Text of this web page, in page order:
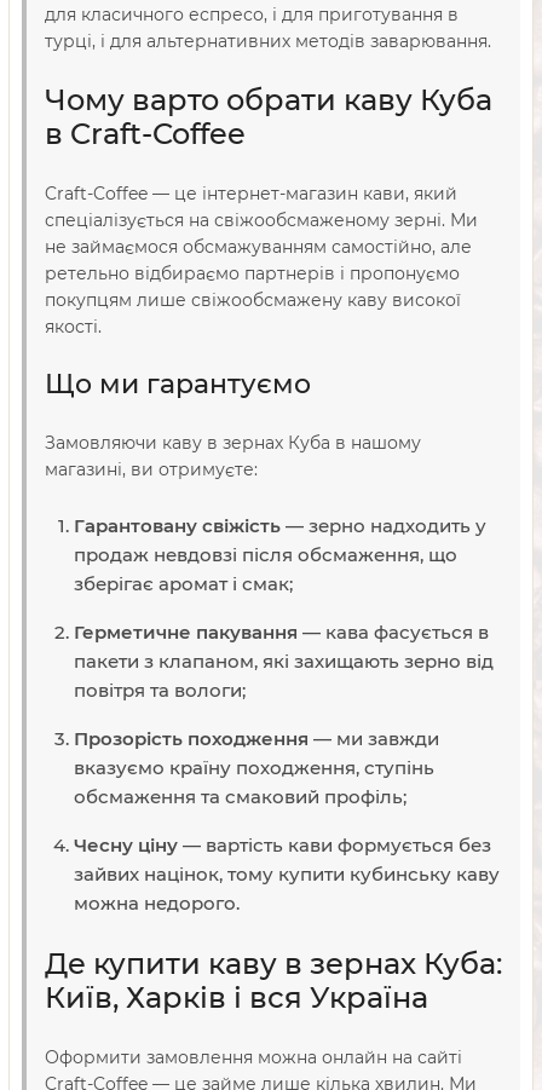
для класичного еспресо, і для приготування в
турці, і для альтернативних методів заварювання.
Чому варто обрати каву Куба
в Craft-Coffee
Craft-Coffee — це інтернет-магазин кави, який
спеціалізується на свіжообсмаженому зерні. Ми
не займаємося обсмажуванням самостійно, але
ретельно відбираємо партнерів і пропонуємо
покупцям лише свіжообсмажену каву високої
якості.
Що ми гарантуємо
Замовляючи каву в зернах Куба в нашому
магазині, ви отримуєте:
Гарантовану свіжість — зерно надходить у
продаж невдовзі після обсмаження, що
зберігає аромат і смак;
Герметичне пакування — кава фасується в
пакети з клапаном, які захищають зерно від
повітря та вологи;
Прозорість походження — ми завжди
вказуємо країну походження, ступінь
обсмаження та смаковий профіль;
Чесну ціну — вартість кави формується без
зайвих націнок, тому купити кубинську каву
можна недорого.
Де купити каву в зернах Куба:
Київ, Харків і вся Україна
Оформити замовлення можна онлайн на сайті
Craft-Coffee — це займе лише кілька хвилин. Ми